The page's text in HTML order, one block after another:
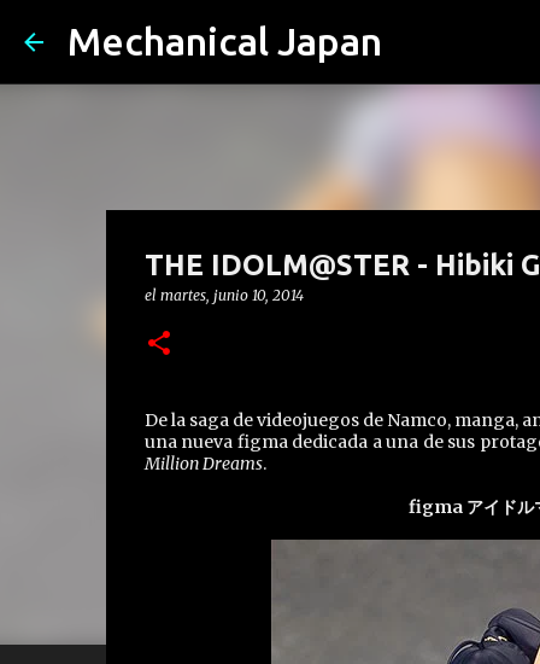
Mechanical Japan
THE IDOLM@STER - Hibiki
el martes, junio 10, 2014
De la saga de videojuegos de Namco, manga,
una nueva figma dedicada a una de sus
Million Dreams.
figma アイドル